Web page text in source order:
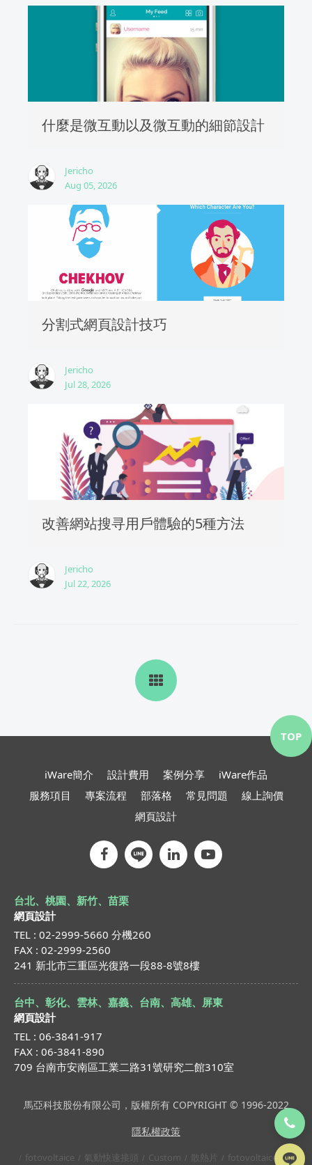
什麼是微互動以及微互動的細節設計
Jericho
Aug 05, 2026
分割式網頁設計技巧
Jericho
Jul 28, 2026
改善網站搜寻用戶體驗的5種方法
Jericho
Jul 22, 2026
iWare簡介 設計費用 案例分享
iWare作品
服務項目
專案流程 部落格 常見問題
線上詢價
網頁設計
台北、桃園、新竹、苗栗
網頁設計
TEL : 02-2999-5660 分機260
FAX : 02-2999-2560
241 新北市三重區光復路一段88-8號8樓
台中、彰化、雲林、嘉義、台南、高雄、屏東
網頁設計
TEL : 06-3841-917
FAX : 06-3841-890
709 台南市安南區工業二路31號研究二館310室
馬亞科技股份有限公司，版權所有 COPYRIGHT © 1996-2022
隱私權政策
fotovoltaice 氣動快速接頭 Custom 散熱片 fotovoltaice
TOP